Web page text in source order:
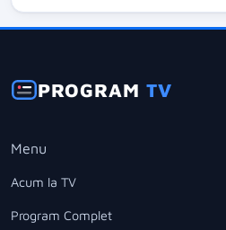
PROGRAMTV
Menu
Acum la TV
Program Complet